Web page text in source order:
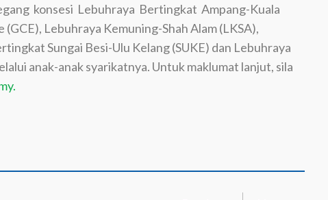
konsesi Lebuhraya Bertingkat Ampang-Kuala
Lebuhraya Kemuning-Shah Alam (LKSA),
Sungai Besi-Ulu Kelang (SUKE) dan Lebuhraya
anak-anak syarikatnya. Untuk maklumat lanjut, sila